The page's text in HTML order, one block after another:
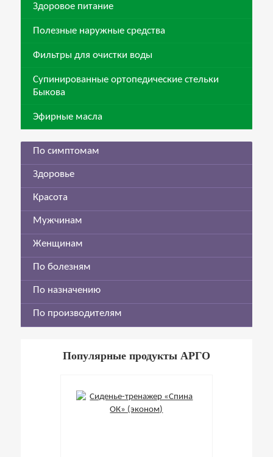
Здоровое питание
Полезные наружные средства
Фильтры для очистки воды
Супинированные ортопедические стельки
Быкова
Эфирные масла
По симптомам
Здоровье
Красота
Мужчинам
Женщинам
По болезням
По назначению
По производителям
Популярные продукты АРГО